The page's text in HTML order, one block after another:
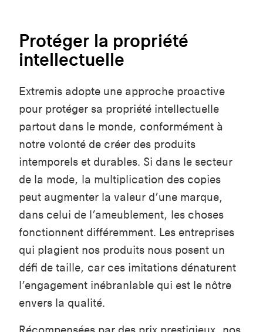
Protéger la propriété
intellectuelle
Extremis adopte une approche proactive
pour protéger sa propriété intellectuelle
partout dans le monde, conformément à
notre volonté de créer des produits
intemporels et durables. Si dans le secteur
de la mode, la multiplication des copies
peut augmenter la valeur d’une marque,
dans celui de l’ameublement, les choses
fonctionnent différemment. Les entreprises
qui plagient nos produits nous posent un
défi de taille, car ces imitations dénaturent
l’engagement inébranlable qui est le nôtre
envers la qualité.